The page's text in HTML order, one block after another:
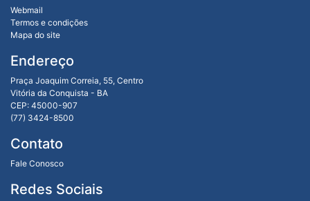
Webmail
Termos e condições
Mapa do site
Endereço
Praça Joaquim Correia, 55, Centro
Vitória da Conquista - BA
CEP: 45000-907
(77) 3424-8500
Contato
Fale Conosco
Redes Sociais